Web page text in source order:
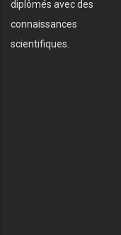
diplômés avec des
connaissances
scientifiques.